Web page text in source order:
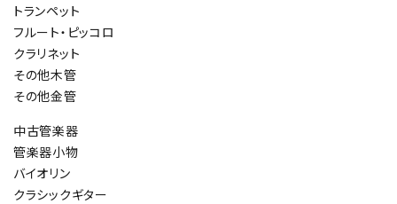
トランペット
フルート・ピッコロ
クラリネット
その他木管
その他金管
中古管楽器
管楽器小物
バイオリン
クラシックギター